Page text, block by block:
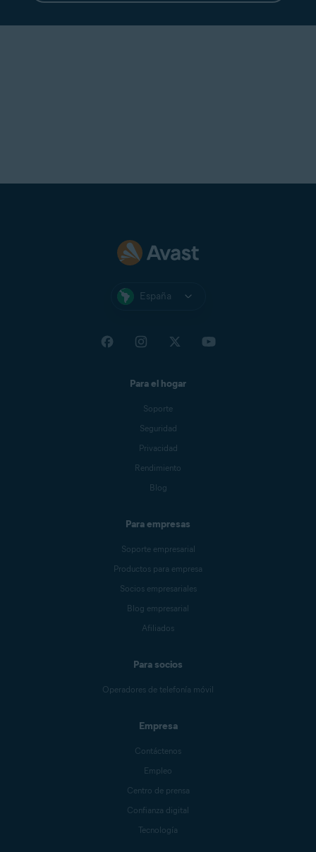
España
Para el hogar
Soporte
Seguridad
Privacidad
Rendimiento
Blog
Para empresas
Soporte empresarial
Productos para empresa
Socios empresariales
Blog empresarial
Afiliados
Para socios
Operadores de telefonía móvil
Empresa
Contáctenos
Empleo
Centro de prensa
Confianza digital
Tecnología